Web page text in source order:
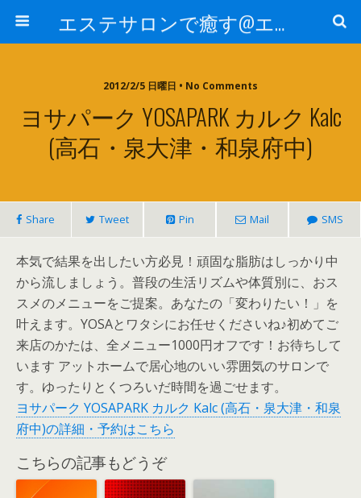
エステサロンで癒す@エステ～全国エステ情報
2012/2/5 日曜日 • No Comments
ヨサパーク YOSAPARK カルク Kalc
(高石・泉大津・和泉府中)
Share Tweet Pin Mail SMS
本気で結果を出したい方必見！頑固な脂肪はしっかり中
から流しましょう。普段の生活リズムや体質別に、おス
スメのメニューをご提案。あなたの「変わりたい！」を
叶えます。YOSAとワタシにお任せくださいね♪初めてご
来店のかたは、全メニュー1000円オフです！お待ちして
います アットホームで居心地のいい雰囲気のサロンで
す。ゆったりとくつろいだ時間を過ごせます。
ヨサパーク YOSAPARK カルク Kalc (高石・泉大津・和泉
府中)の詳細・予約はこちら
こちらの記事もどうぞ